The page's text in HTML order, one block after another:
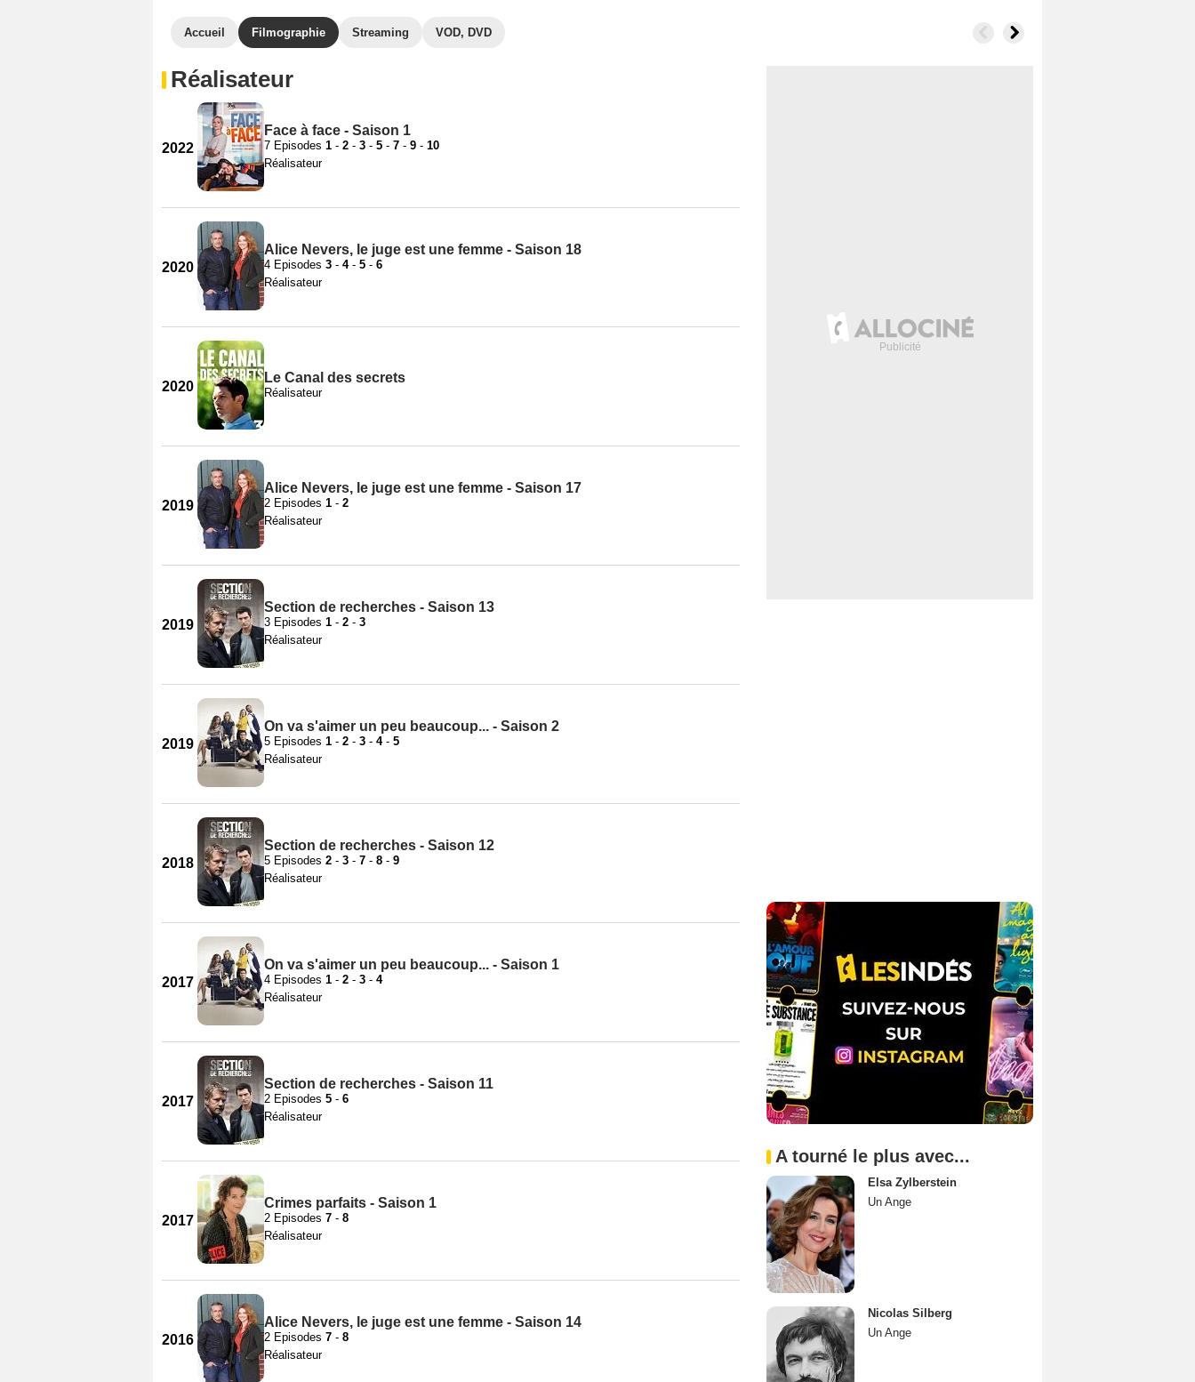
Accueil Filmographie Streaming VOD, DVD
Réalisateur
2022
Face à face - Saison 1
7 Episodes 1 - 2 - 3 - 5 - 7 - 9 - 10
Réalisateur
2020
Alice Nevers, le juge est une femme - Saison 18
4 Episodes 3 - 4- 5 - 6
Réalisateur
2020
Le Canal des secrets
Réalisateur
2019
Alice Nevers, le juge est une femme - Saison 17
2 Episodes 1 - 2
Réalisateur
2019
Section de recherches - Saison 13
3 Episodes 1 - 2 - 3
Réalisateur
2019
On va s'aimer un peu beaucoup... - Saison 2
5 Episodes 1 - 2 - 3 - 4- 5
Réalisateur
2018
Section de recherches - Saison 12
5 Episodes 2 - 3 - 7 - 8 - 9
Réalisateur
2017
On va s'aimer un peu beaucoup... - Saison 1
4 Episodes 1 - 2 - 3 - 4
Réalisateur
2017
Section de recherches - Saison 11
2 Episodes 5 - 6
Réalisateur
2017
Crimes parfaits - Saison 1
2 Episodes 7 - 8
Réalisateur
2016
Alice Nevers, le juge est une femme - Saison 14
2 Episodes 7 - 8
Réalisateur
A tourné le plus avec...
Elsa Zylberstein
Un Ange
Nicolas Silberg
Un Ange